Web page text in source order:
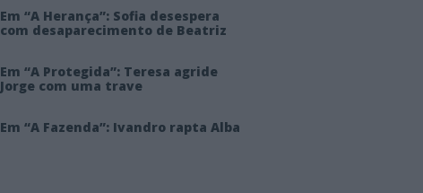
Em “A Herança”: Sofia desespera
com desaparecimento de Beatriz
Em “A Protegida”: Teresa agride
Jorge com uma trave
Em “A Fazenda”: Ivandro rapta Alba